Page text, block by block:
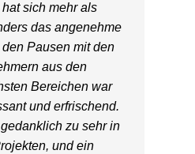
sich mehr als
das angenehme
Pausen mit den
aus den
Bereichen war
und erfrischend.
zu sehr in
und ein